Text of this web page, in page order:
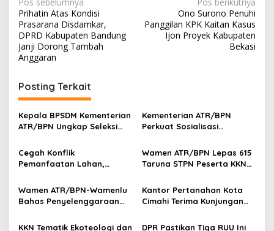
N
a
v
i
a
s
i
o
Prihatin Atas Kondisi
Prasarana Disdamkar,
DPRD Kabupaten Bandung
Janji Dorong Tambah
Anggaran
Ono Surono Penuhi
Panggilan KPK Kaitan Kasus
Ijon Proyek Kabupaten
Bekasi
Posting Terkait
Kepala BPSDM Kementerian
ATR/BPN Ungkap Seleksi
Politeknik Agraria STPN
Kementerian ATR/BPN
Perkuat Sosialisasi
Pengadministrasian Tanah
Ulayat, Lindungi Hak
Cegah Konflik
Pemanfaatan Lahan,
Lakukan Penguatan Tata
Ruang
Wamen ATR/BPN Lepas 615
Taruna STPN Peserta KKN
Pertanahan
Wamen ATR/BPN-Wamenlu
Bahas Penyelenggaraan
Kantor Pertanahan Kota
Cimahi Terima Kunjungan
Bahas Transformasi
KKN Tematik Ekoteologi dan DPR Pastikan Tiga RUU Ini